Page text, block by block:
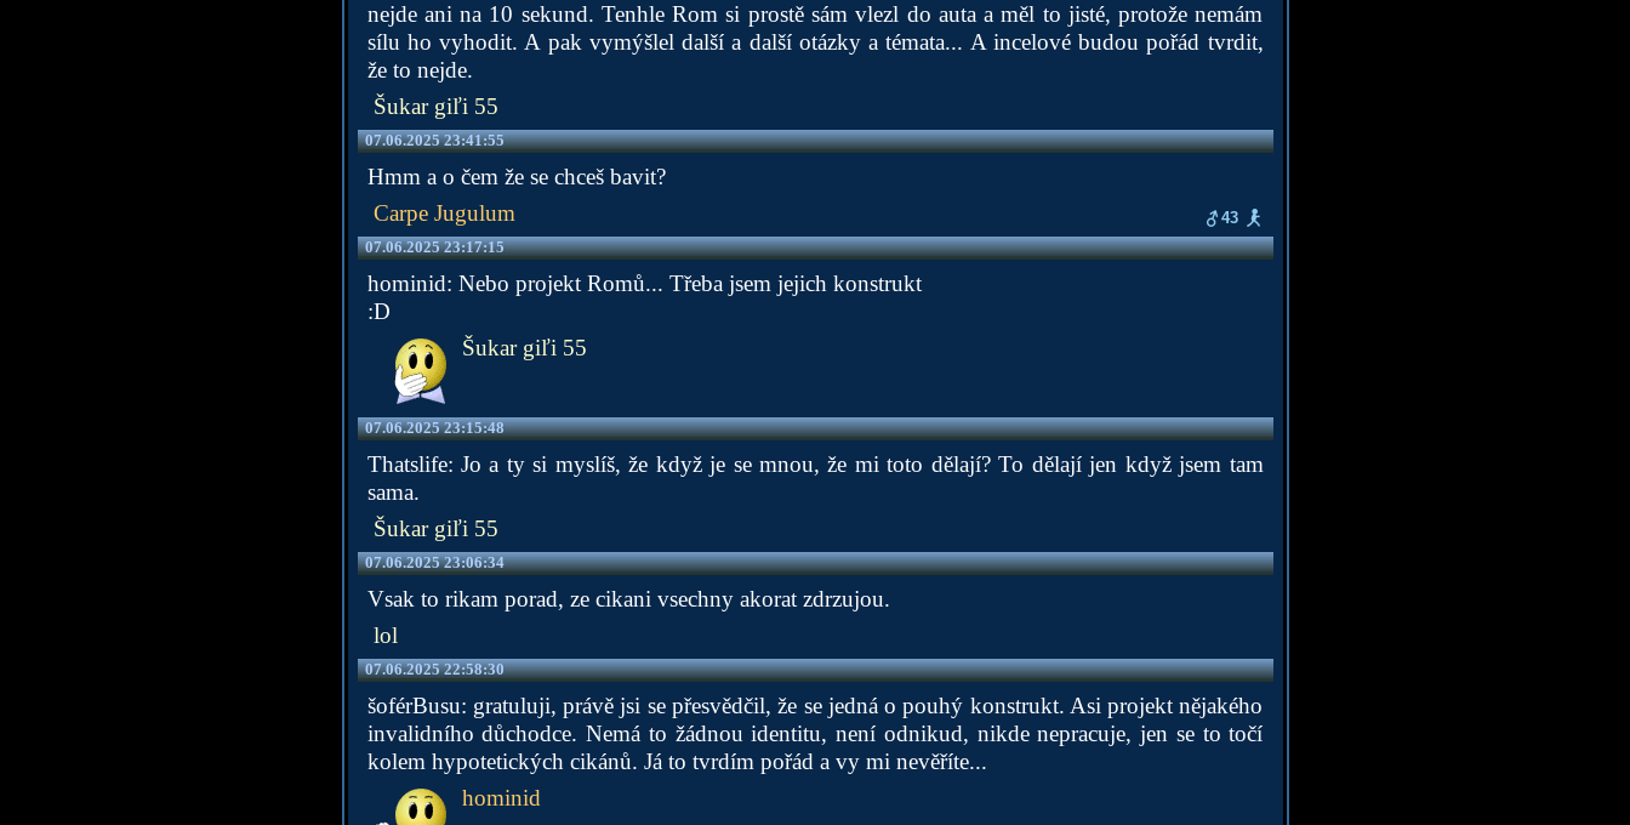
nejde ani na 10 sekund. Tenhle Rom si prostě sám vlezl do auta a měl to jisté, protože nemám
sílu ho vyhodit. A pak vymýšlel další a další otázky a témata... A incelové budou pořád tvrdit,
že to nejde.
Šukar giľi 55
07.06.2025 23:41:55
Hmm a o čem že se chceš bavit?
Carpe Jugulum
43
07.06.2025 23:17:15
hominid: Nebo projekt Romů... Třeba jsem jejich konstrukt
:D
Šukar giľi 55
07.06.2025 23:15:48
Thatslife: Jo a ty si myslíš, že když je se mnou, že mi toto dělají? To dělají jen když jsem tam
sama.
Šukar giľi 55
07.06.2025 23:06:34
Vsak to rikam porad, ze cikani vsechny akorat zdrzujou.
lol
07.06.2025 22:58:30
šoférBusu: gratuluji, právě jsi se přesvědčil, že se jedná o pouhý konstrukt. Asi projekt nějakého
invalidního důchodce. Nemá to žádnou identitu, není odnikud, nikde nepracuje, jen se to točí
kolem hypotetických cikánů. Já to tvrdím pořád a vy mi nevěříte...
hominid